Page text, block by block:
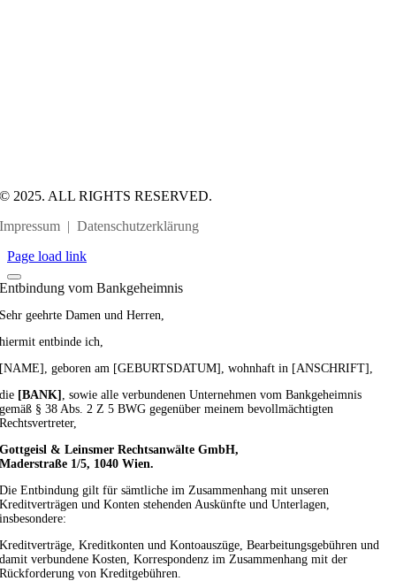
© 2025. ALL RIGHTS RESERVED.
Impressum |Datenschutzerklärung
Page load link
Entbindung vom Bankgeheimnis
Sehr geehrte Damen und Herren,
hiermit entbinde ich,
[NAME], geboren am [GEBURTSDATUM], wohnhaft in [ANSCHRIFT],
die [BANK] , sowie alle verbundenen Unternehmen vom Bankgeheimnis
gemäß § 38 Abs. 2 Z 5 BWG gegenüber meinem bevollmächtigten
Rechtsvertreter,
Gottgeisl & Leinsmer Rechtsanwälte GmbH,
Maderstraße 1/5, 1040 Wien.
Die Entbindung gilt für sämtliche im Zusammenhang mit unseren
Kreditverträgen und Konten stehenden Auskünfte und Unterlagen,
insbesondere:
Kreditverträge, Kreditkonten und Kontoauszüge, Bearbeitungsgebühren und
damit verbundene Kosten, Korrespondenz im Zusammenhang mit der
Rückforderung von Kreditgebühren.